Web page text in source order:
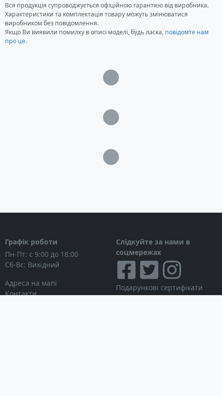
Вся продукція супроводжується офіційною гарантією від виробника.
Характеристики та комплектація товару можуть змінюватися
виробником без повідомлення.
Якщо Ви виявили помилку в описі моделі, будь ласка, повідомте нам
про це.
Загрузка...
Загрузка...
Загрузка...
Графік роботи
Пн-Пт: с 9:00 до 18:00
Сб-Вс: Вихідний
Адреса на мапі
Контакти
Слідкуйте за нами в
соцмережах
Подарункові сертифікати
Дисконтні картки